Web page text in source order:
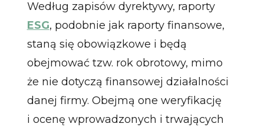
Według zapisów dyrektywy, raporty
ESG, podobnie jak raporty finansowe,
staną się obowiązkowe i będą
obejmować tzw. rok obrotowy, mimo
że nie dotyczą finansowej działalności
danej firmy. Obejmą one weryfikację
i ocenę wprowadzonych i trwających